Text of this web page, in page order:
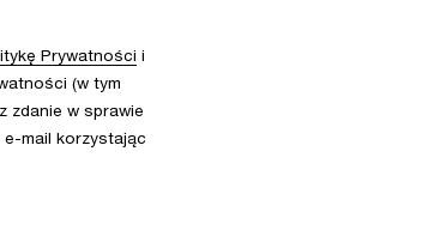
Prywatności i
(w tym
zdanie w sprawie
e-mail korzystając